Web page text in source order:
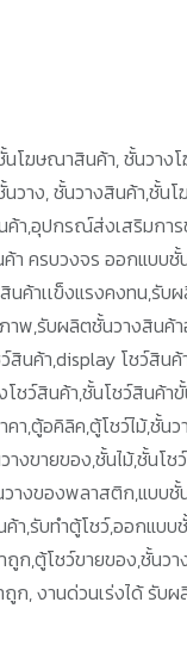
โฆษณาสินค้า, ชั้นวาง
วาง, ชั้นวางสินค้า,ชั้
,อุปกรณ์ส่งเสริมการ
ค้า ครบวงจร ออกแบ
ค้าเเข็งแรงคงทน,รั
พ,รับผลิตชั้นวางสินค้
สินค้า,display โชว์สิ
ชว์สินค้า,ชั้นโชว์สินค้า
า,ตู้อคิลิค,ตู้โชว์ไม้,ชั้น
างขายของ,ชั้นไม้,ชั้น
างของพลาสติก,แบบชั้
,รับทำตู้โชว์,ออกแบ
ก,ตู้โชว์ขายของ,ชั้น
ก, งานด่วนเร่งได้ รั